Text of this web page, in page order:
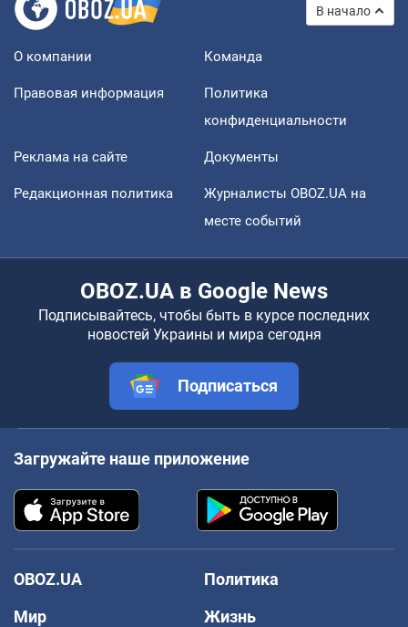
В начало
О компании Команда
Правовая информация
Политика
конфиденциальности
Реклама на сайте Документы
Редакционная политика
Журналисты OBOZ.UA на
месте событий
OBOZ.UA в Google News
Подписывайтесь, чтобы быть в курсе последних
новостей Украины и мира сегодня
Подписаться
Загружайте наше приложение
OBOZ.UA
Политика
Мир
Жизнь